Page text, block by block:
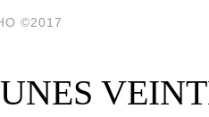
©2017